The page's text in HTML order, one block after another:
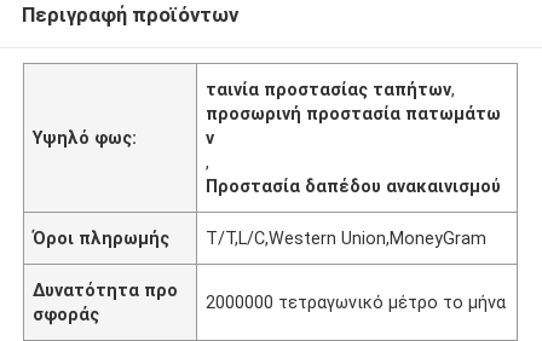
Περιγραφή προϊόντων
Υψηλό φως:
ταινία προστασίας ταπήτων,
προσωρινή προστασία πατωμάτω
ν
,
Προστασία δαπέδου ανακαινισμού
Όροι πληρωμής T/T,L/C,Western Union,MoneyGram
Δυνατότητα προ
σφοράς
2000000 τετραγωνικό μέτρο το μήνα